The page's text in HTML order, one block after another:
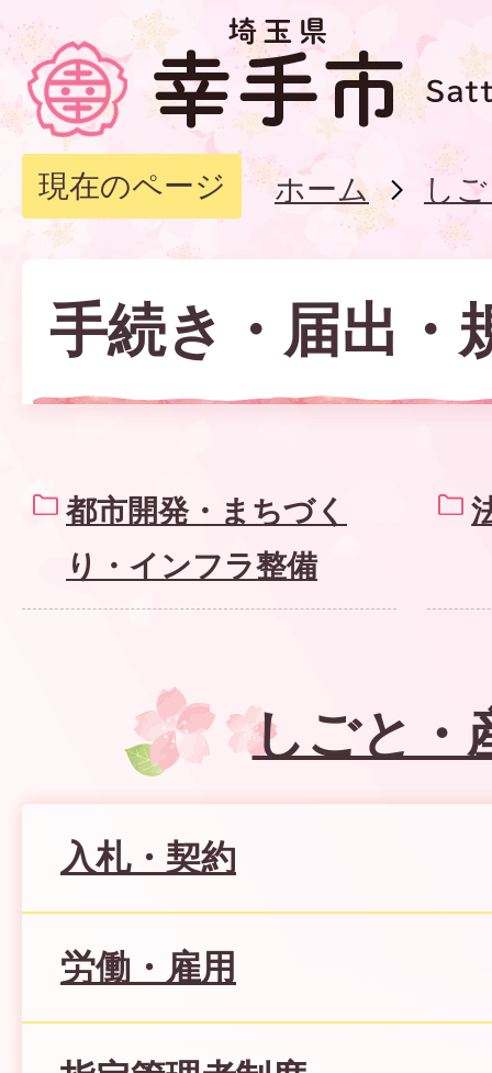
現在のページ ホーム し
手続き・届出・
都市開発・まちづく
り・インフラ整備
しごと・
入札・契約
労働・雇用